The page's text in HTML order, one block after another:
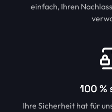
einfach, Ihren
100 %
Ihre Sicherheit hat für